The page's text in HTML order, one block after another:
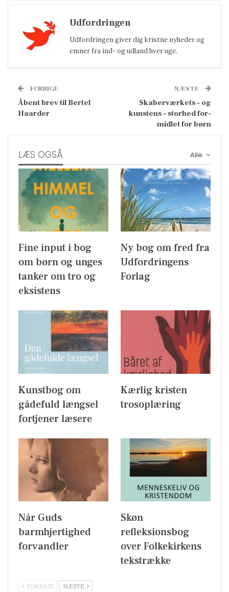
Udfordringen
Udfordringen giver dig kristne nyheder og
emner fra ind- og udland hver uge.
FORRIGE
Åbent brev til Bertel
Haarder
NÆSTE
Skaberværkets – og
kunstens – storhed for-
midlet for børn
Alle
LÆS OGSÅ
Fine input i bog
om børn og unges
tanker om tro og
eksistens
Ny bog om fred fra
Udfordringens
Forlag
Kunstbog om
gådefuld længsel
fortjener læsere
Kærlig kristen
trosoplæring
Når Guds
barmhjertighed
forvandler
Skøn
refleksionsbog
over Folkekirkens
tekstrække
FORRIGE NÆSTE